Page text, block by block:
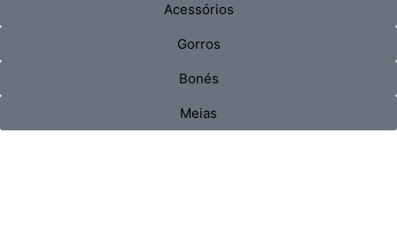
Acessórios
Gorros
Bonés
Meias